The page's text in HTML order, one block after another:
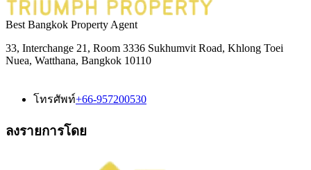
Best Bangkok Property Agent
33, Interchange 21, Room 3336 Sukhumvit Road, Khlong Toei
Nuea, Watthana, Bangkok 10110
โทรศัพท์+66-957200530
ลงรายการโดย